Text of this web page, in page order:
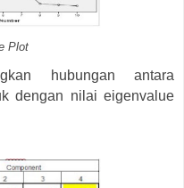
Plot
hubungan antara
dengan nilai eigenvalue